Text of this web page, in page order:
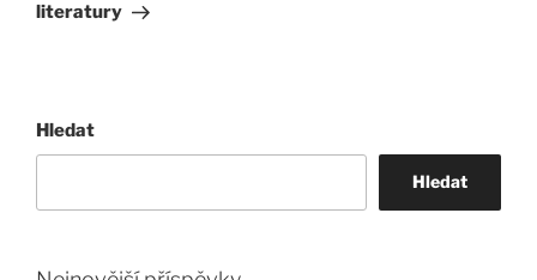
literatury
Hledat
Hledat